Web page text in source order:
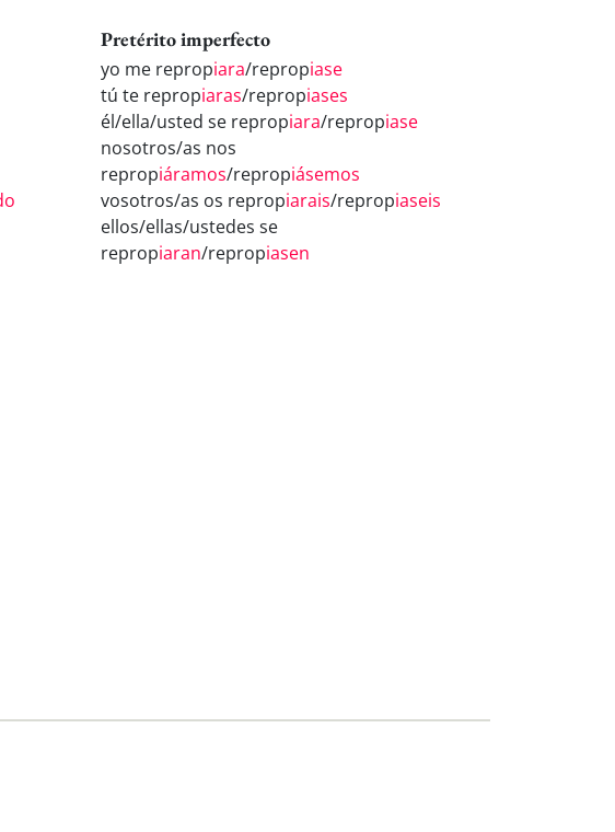
Pretérito imperfecto
yo me repropiara/repropiase
tú te repropiaras/repropiases
él/ella/usted se repropiara/repropiase
nosotros/as nos
repropiáramos/repropiásemos
vosotros/as os repropiarais/repropiaseis
ellos/ellas/ustedes se
repropiaran/repropiasen